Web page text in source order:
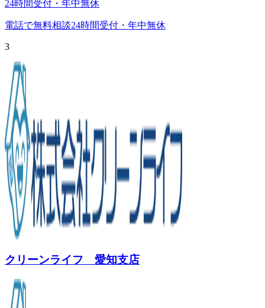
24時間受付・年中無休
電話で無料相談24時間受付・年中無休
3
クリーンライフ 愛知支店